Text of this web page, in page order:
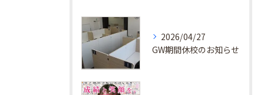
2026/04/27
GW期間休校のお知らせ